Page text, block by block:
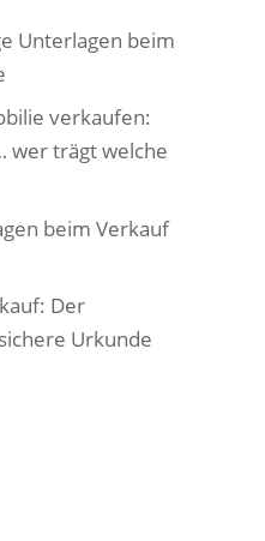
Unterlagen beim
verkaufen:
wer trägt welche
beim Verkauf
Der
Urkunde